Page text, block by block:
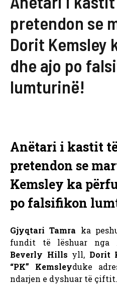
pretendon se
Dorit Kemsley
dhe ajo po
lumturinë!
Anëtari i kastit
pretendon se
Kemsley ka
po falsifikon
Gjyqtari Tamra ka
fundit të lëshuar nga
Beverly Hills yll, Dorit
“PK” Kemsleyduke
ndarjen e dyshuar të çiftit.